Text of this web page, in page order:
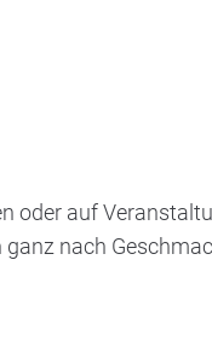
oder auf
nach